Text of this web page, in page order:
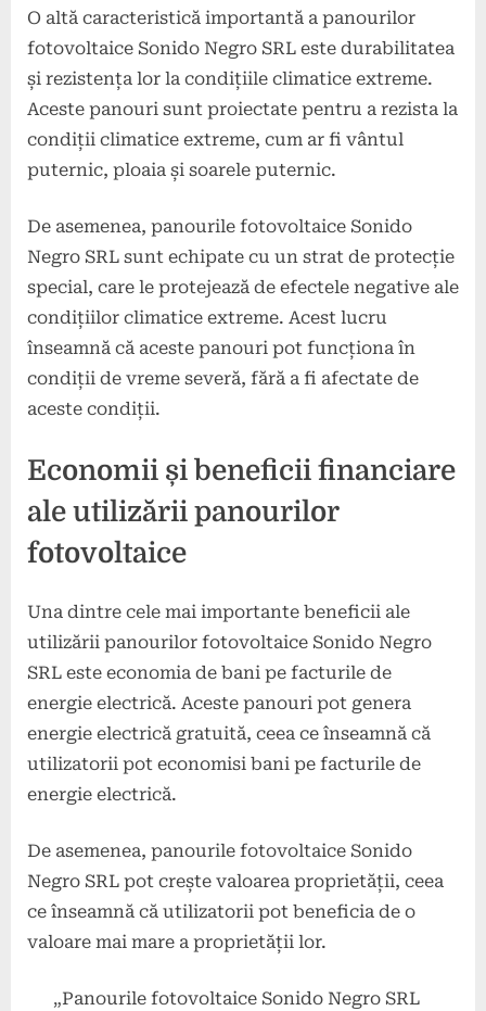
O altă caracteristică importantă a panourilor
fotovoltaice Sonido Negro SRL este durabilitatea
și rezistența lor la condițiile climatice extreme.
Aceste panouri sunt proiectate pentru a rezista la
condiții climatice extreme, cum ar fi vântul
puternic, ploaia și soarele puternic.
De asemenea, panourile fotovoltaice Sonido
Negro SRL sunt echipate cu un strat de protecție
special, care le protejează de efectele negative ale
condițiilor climatice extreme. Acest lucru
înseamnă că aceste panouri pot funcționa în
condiții de vreme severă, fără a fi afectate de
aceste condiții.
Economii și beneficii financiare
ale utilizării panourilor
fotovoltaice
Una dintre cele mai importante beneficii ale
utilizării panourilor fotovoltaice Sonido Negro
SRL este economia de bani pe facturile de
energie electrică. Aceste panouri pot genera
energie electrică gratuită, ceea ce înseamnă că
utilizatorii pot economisi bani pe facturile de
energie electrică.
De asemenea, panourile fotovoltaice Sonido
Negro SRL pot crește valoarea proprietății, ceea
ce înseamnă că utilizatorii pot beneficia de o
valoare mai mare a proprietății lor.
„Panourile fotovoltaice Sonido Negro SRL